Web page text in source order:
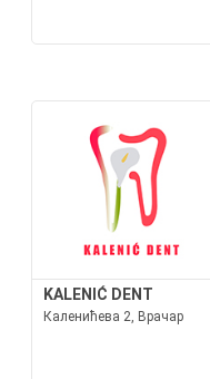
KALENIĆ DENT
Каленићева 2, Врачар